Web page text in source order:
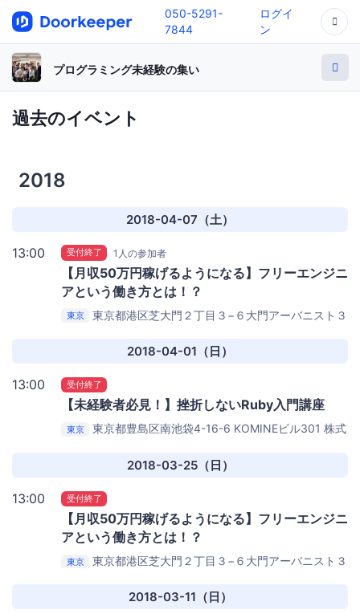
050-5291-
7844
ログイ
ン
プログラミング未経験の集い
過去のイベント
2018
2018-04-07（土）
13:00 受付終了 1人の参加者
【月収50万円稼げるようになる】フリーエンジニ
アという働き方とは！？
東京
東京都港区芝大門２丁目３−６大門アーバニスト３
2018-04-01（日）
13:00 受付終了
【未経験者必見！】挫折しないRuby入門講座
東京 東京都豊島区南池袋4-16-6 KOMINEビル301 株式
2018-03-25（日）
13:00 受付終了
【月収50万円稼げるようになる】フリーエンジニ
アという働き方とは！？
東京
東京都港区芝大門２丁目３−６大門アーバニスト３
2018-03-11（日）